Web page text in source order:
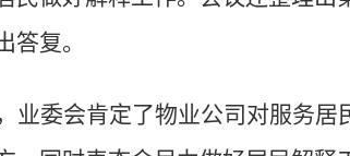
答复。
业委会肯定了物业公司对服务